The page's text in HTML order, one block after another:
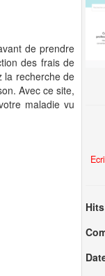
de prendre
des frais de
la recherche de
Avec ce site,
maladie vu
Hits